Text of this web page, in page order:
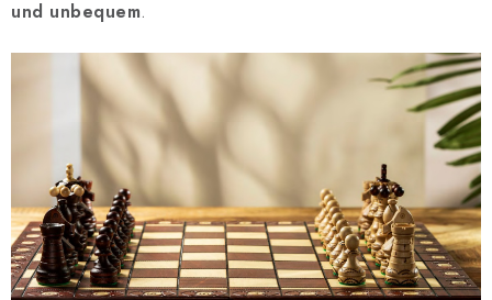
und unbequem.